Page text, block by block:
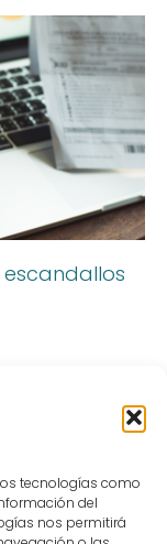
tecnologías como
del
nos permitirá